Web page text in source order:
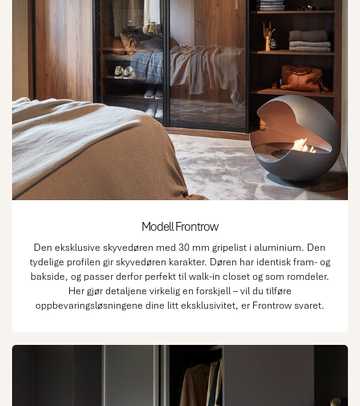
Modell Frontrow
Den eksklusive skyvedøren med 30 mm gripelist i aluminium. Den
tydelige profilen gir skyvedøren karakter. Døren har identisk fram- og
bakside, og passer derfor perfekt til walk-in closet og som romdeler.
Her gjør detaljene virkelig en forskjell – vil du tilføre
oppbevaringsløsningene dine litt eksklusivitet, er Frontrow svaret.